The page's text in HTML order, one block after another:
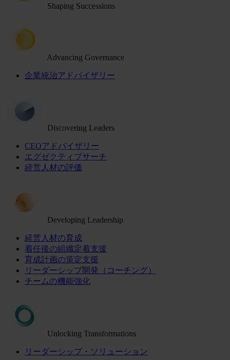
Shaping Successions
Advancing Governance
企業統治アドバイザリー
Discovering Leaders
CEOアドバイザリー
エグゼクティブサーチ
経営人材の評価
Developing Leadership
経営人材の育成
着任後の組織定着支援
育成計画の策定支援
リーダーシップ開発（コーチング）
チームの機能強化
Unlocking Transformations
リーダーシップ・ソリューション